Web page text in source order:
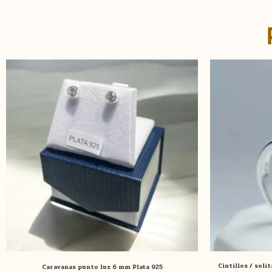
Caravanas punto luz 6 mm Plata 925
Cintillos /